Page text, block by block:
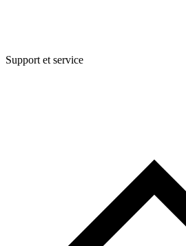
Support et service